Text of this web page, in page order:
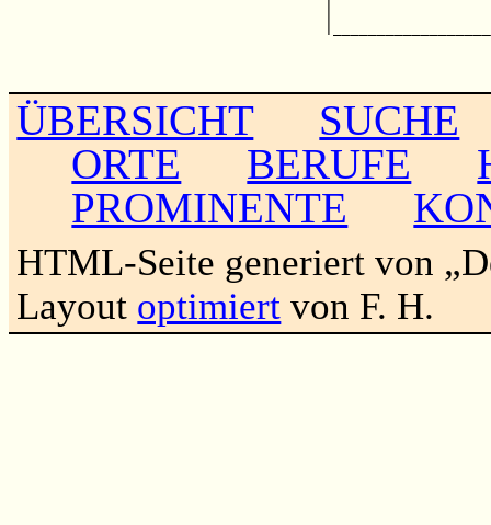
ÜBERSICHT
SUCHE
ORTE
BERUFE
PROMINENTE
HTML-Seite generiert von
Layout optimiert von F. H.